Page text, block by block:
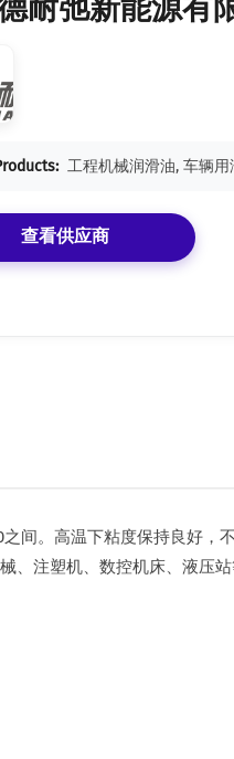
耐弛新能源有
工程机械润滑油, 车辆用
查看供应商
间。高温下粘度保持良好
注塑机、数控机床、液压